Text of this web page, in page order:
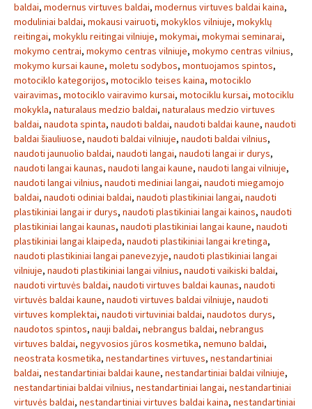
baldai, modernus virtuves baldai, modernus virtuves baldai kaina,
moduliniai baldai, mokausi vairuoti, mokyklos vilniuje, mokyklų
reitingai, mokyklu reitingai vilniuje, mokymai, mokymai seminarai,
mokymo centrai, mokymo centras vilniuje, mokymo centras vilnius,
mokymo kursai kaune, moletu sodybos, montuojamos spintos,
motociklo kategorijos, motociklo teises kaina, motociklo
vairavimas, motociklo vairavimo kursai, motociklu kursai, motociklu
mokykla, naturalaus medzio baldai, naturalaus medzio virtuves
baldai, naudota spinta, naudoti baldai, naudoti baldai kaune, naudoti
baldai šiauliuose, naudoti baldai vilniuje, naudoti baldai vilnius,
naudoti jaunuolio baldai, naudoti langai, naudoti langai ir durys,
naudoti langai kaunas, naudoti langai kaune, naudoti langai vilniuje,
naudoti langai vilnius, naudoti mediniai langai, naudoti miegamojo
baldai, naudoti odiniai baldai, naudoti plastikiniai langai, naudoti
plastikiniai langai ir durys, naudoti plastikiniai langai kainos, naudoti
plastikiniai langai kaunas, naudoti plastikiniai langai kaune, naudoti
plastikiniai langai klaipeda, naudoti plastikiniai langai kretinga,
naudoti plastikiniai langai panevezyje, naudoti plastikiniai langai
vilniuje, naudoti plastikiniai langai vilnius, naudoti vaikiski baldai,
naudoti virtuvės baldai, naudoti virtuves baldai kaunas, naudoti
virtuvės baldai kaune, naudoti virtuves baldai vilniuje, naudoti
virtuves komplektai, naudoti virtuviniai baldai, naudotos durys,
naudotos spintos, nauji baldai, nebrangus baldai, nebrangus
virtuves baldai, negyvosios jūros kosmetika, nemuno baldai,
neostrata kosmetika, nestandartines virtuves, nestandartiniai
baldai, nestandartiniai baldai kaune, nestandartiniai baldai vilniuje,
nestandartiniai baldai vilnius, nestandartiniai langai, nestandartiniai
virtuvės baldai, nestandartiniai virtuves baldai kaina, nestandartiniai